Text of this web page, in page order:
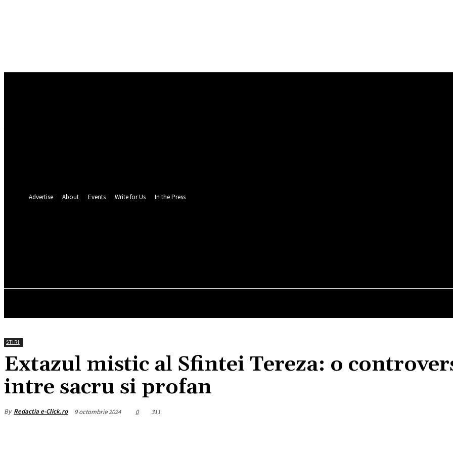
Advertise About Events Write for Us In the Press
STIRI
Extazul mistic al Sfintei Tereza: o
intre sacru si profan
By Redactia e-Click.ro 9 octombrie 2024 0 311